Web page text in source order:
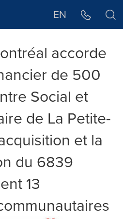
EN
accorde
de 500
Social et
de La Petite-
et la
du 6839
13